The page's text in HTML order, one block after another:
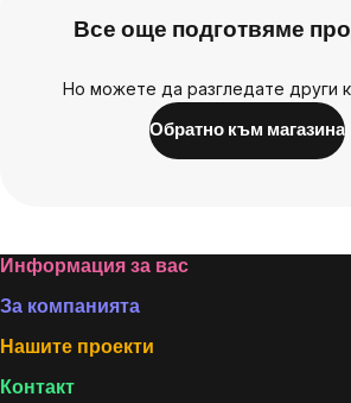
Все още подготвяме
Но можете да разгледате други
Обратно към магазина
Footer
Информация за вас
За компанията
Нашите проекти
Контакт